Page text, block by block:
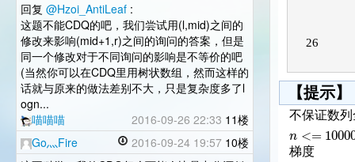
回复 @Hzoi_AntiLeaf :
这题不能CDQ的吧，我们尝试用(l,mid)之间的
修改来影响(mid+1,r)之间的询问的答案，但是
同一个修改对于不同询问的影响是不等价的吧
(当然你可以在CDQ里用树状数组，然而这样的
话就与原来的做法差别不大，只是复杂度多了l
ogn...
喵喵喵
2016-09-26 22:33 11楼
Go灬Fire
2016-09-24 19:57 10楼
【提示】
不保证数
n <=
梯度